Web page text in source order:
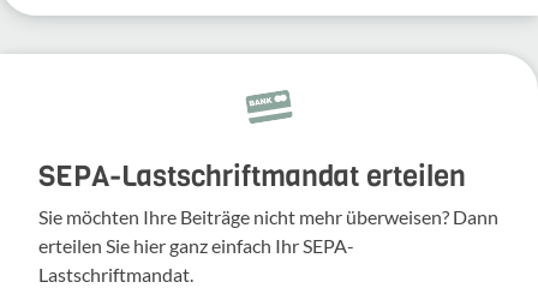
SEPA-Lastschriftmandat erteilen
Sie möchten Ihre Beiträge nicht mehr überweisen? Dann
erteilen Sie hier ganz einfach Ihr SEPA-
Lastschriftmandat.